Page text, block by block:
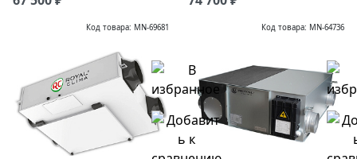
Код товара: MN-69681 Код товара: MN-64736